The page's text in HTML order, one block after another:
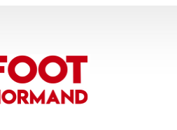
sur les tablettes d...